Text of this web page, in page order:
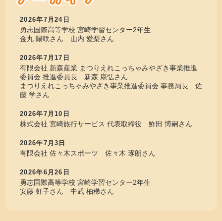
2026年7月24日
勇志国際高等学校 宮崎学習センター2年生
金丸 陽咲さん 山内 愛梨さん
2026年7月17日
有限会社 新森産業 まつりえれこっちゃみやざき事業推進
委員会 推進委員長 新森 康弘さん
まつりえれこっちゃみやざき事業推進委員会 事務局長 佐
藤 学さん
2026年7月10日
株式会社 宮崎旅行サービス 代表取締役 鮓田 博嗣さん
2026年7月3日
有限会社 佐々木スポーツ 佐々木 琢朗さん
2026年6月26日
勇志国際高等学校 宮崎学習センター2年生
安藤 虹子さん 中武 柚稀さん